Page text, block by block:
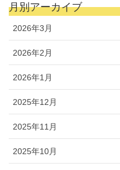
月別アーカイブ
2026年3月
2026年2月
2026年1月
2025年12月
2025年11月
2025年10月